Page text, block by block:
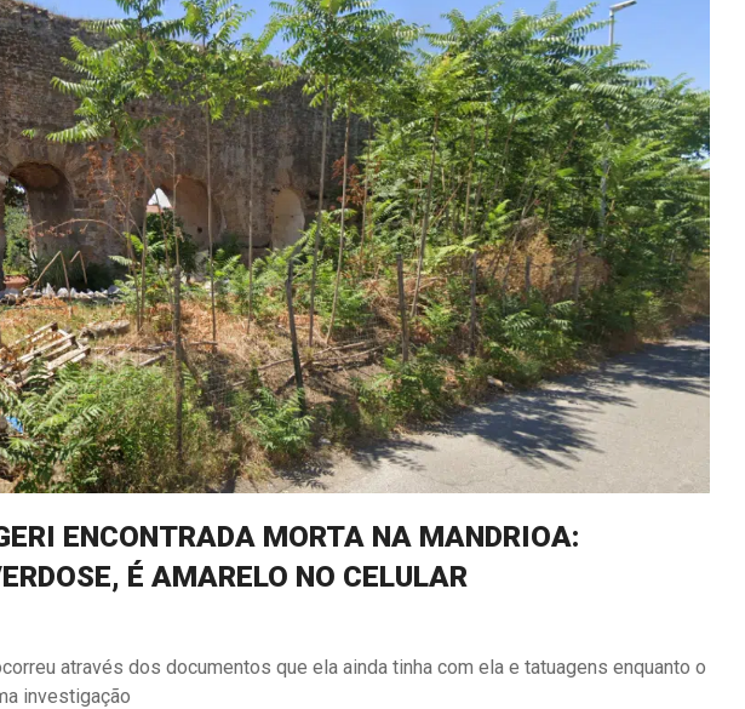
ENCONTRADA MORTA NA MANDRIOA:
É AMARELO NO CELULAR
através dos documentos que ela ainda tinha com ela e tatuagens enquanto o
investigação